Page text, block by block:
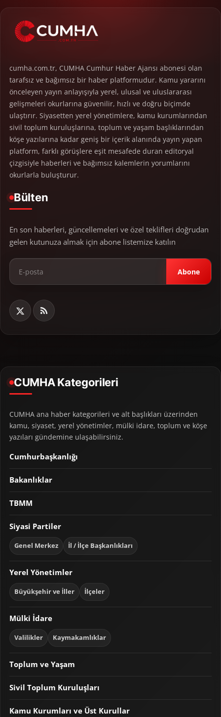
cumha.com.tr, CUMHA Cumhur Haber Ajansı abonesi olan
tarafsız ve bağımsız bir haber platformudur. Kamu yararını
önceleyen yayın anlayışıyla yerel, ulusal ve uluslararası
gelişmeleri okurlarına güvenilir, hızlı ve doğru biçimde
ulaştırır. Siyasetten yerel yönetimlere, kamu kurumlarından
sivil toplum kuruluşlarına, toplum ve yaşam başlıklarından
köşe yazılarına kadar geniş bir içerik alanında yayın yapan
platform, farklı görüşlere eşit mesafede duran editoryal
çizgisiyle haberleri ve bağımsız kalemlerin yorumlarını
okurlarla buluşturur.
Bülten
En son haberleri, güncellemeleri ve özel teklifleri doğrudan
gelen kutunuza almak için abone listemize katılın
Abone
CUMHA Kategorileri
CUMHA ana haber kategorileri ve alt başlıkları üzerinden
kamu, siyaset, yerel yönetimler, mülki idare, toplum ve köşe
yazıları gündemine ulaşabilirsiniz.
Cumhurbaşkanlığı
Bakanlıklar
TBMM
Siyasi Partiler
Genel Merkez İl / İlçe Başkanlıkları
Yerel Yönetimler
Büyükşehir ve İller İlçeler
Mülki İdare
Valilikler Kaymakamlıklar
Toplum ve Yaşam
Sivil Toplum Kuruluşları
Kamu Kurumları ve Üst Kurullar